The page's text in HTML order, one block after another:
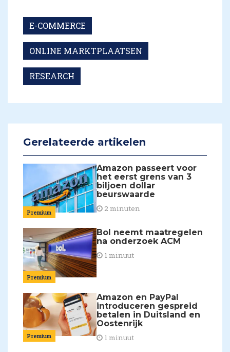
E-COMMERCE
ONLINE MARKTPLAATSEN
RESEARCH
Gerelateerde artikelen
Premium
Amazon passeert voor
het eerst grens van 3
biljoen dollar
beurswaarde
2 minuten
Premium
Bol neemt maatregelen
na onderzoek ACM
1 minuut
Premium
Amazon en PayPal
introduceren gespreid
betalen in Duitsland en
Oostenrijk
1 minuut